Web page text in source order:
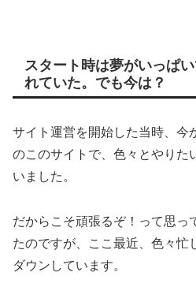
スタート時は夢がいっぱ
れていた。でも今は？
サイト運営を開始した当時、今
のこのサイトで、色々とやりた
いました。
だからこそ頑張るぞ！って思っ
たのですが、ここ最近、色々忙
ダウンしています。